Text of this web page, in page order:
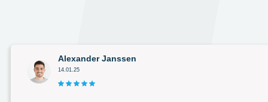
Alexander Janssen
14.01.25